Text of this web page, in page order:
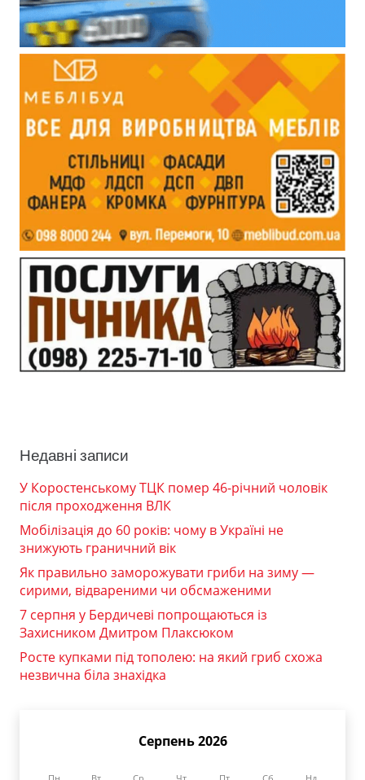
Недавні записи
У Коростенському ТЦК помер 46-річний чоловік
після проходження ВЛК
Мобілізація до 60 років: чому в Україні не
знижують граничний вік
Як правильно заморожувати гриби на зиму —
сирими, відвареними чи обсмаженими
7 серпня у Бердичеві попрощаються із
Захисником Дмитром Плаксюком
Росте купками під тополею: на який гриб схожа
незвична біла знахідка
Серпень 2026